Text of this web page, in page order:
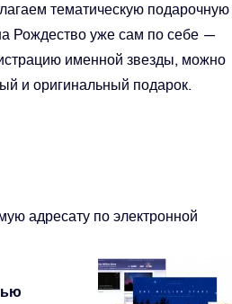
тематическую подарочную
Рождество уже сам по себе —
именной звезды, можно
и оригинальный подарок.
адресату по электронной